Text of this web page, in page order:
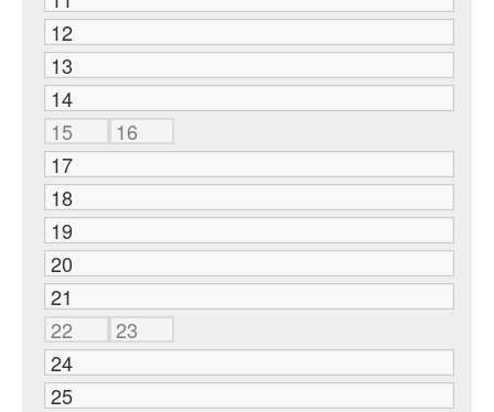
12
13
14
15
16
17
18
19
20
21
22
23
24
25